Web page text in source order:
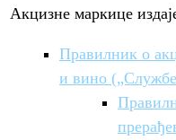
Акцизне маркице
Правилник о
и вино